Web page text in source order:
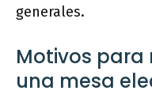
generales.
Motivos para
una mesa